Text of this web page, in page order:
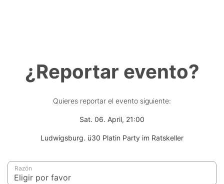
¿Reportar evento?
Quieres reportar el evento siguiente:
Sat. 06. April, 21:00
Ludwigsburg. ü30 Platin Party im Ratskeller
Razón